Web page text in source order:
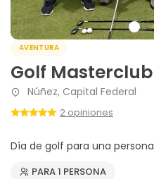
AVENTURA
Golf Masterclub
Núñez, Capital Federal
2 opiniones
Día de golf para una persona
PARA 1 PERSONA